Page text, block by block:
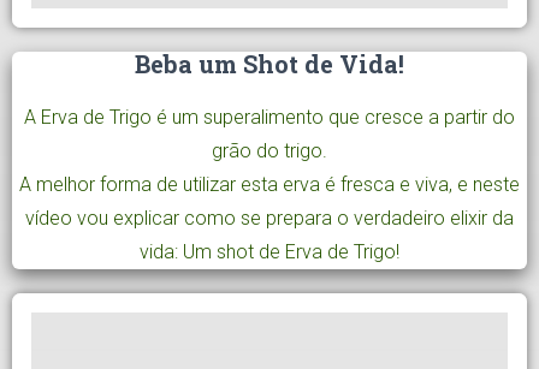
Beba um Shot de Vida!
A Erva de Trigo é um superalimento que cresce a partir do
grão do trigo.
A melhor forma de utilizar esta erva é fresca e viva, e neste
vídeo vou explicar como se prepara o verdadeiro elixir da
vida: Um shot de Erva de Trigo!